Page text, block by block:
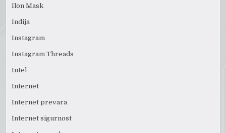
Ilon Mask
Indija
Instagram
Instagram Threads
Intel
Internet
Internet prevara
Internet sigurnost